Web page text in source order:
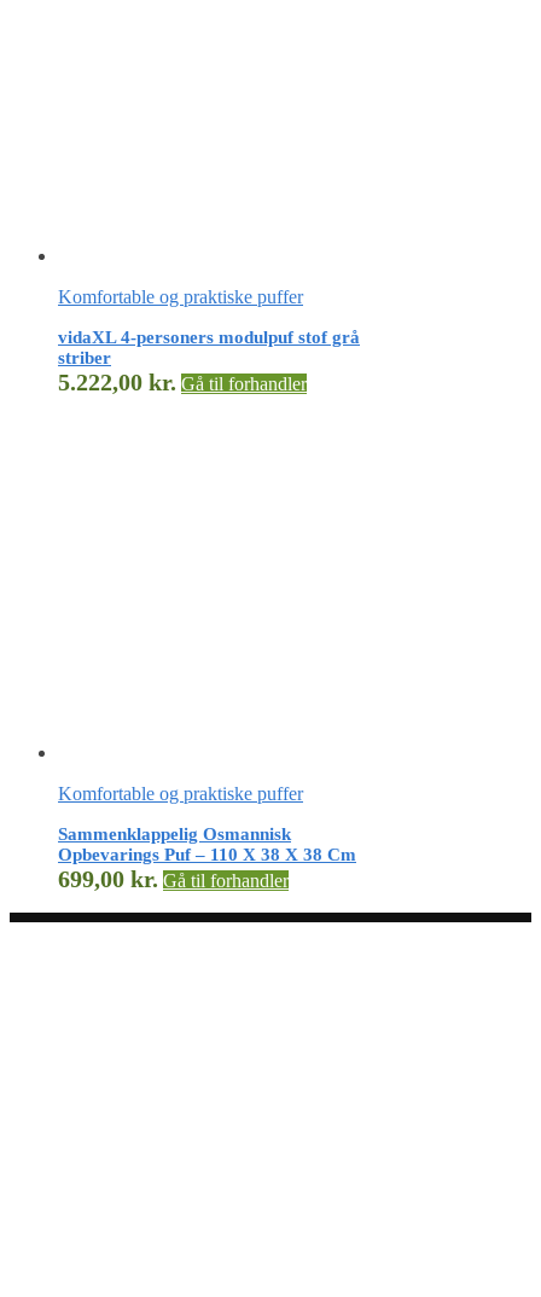
Komfortable og praktiske puffer
vidaXL 4-personers modulpuf stof grå
striber
5.222,00 kr. Gå til forhandler
Komfortable og praktiske puffer
Sammenklappelig Osmannisk
Opbevarings Puf – 110 X 38 X 38 Cm
699,00 kr. Gå til forhandler